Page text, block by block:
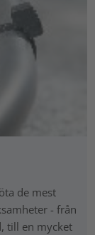
de mest
- från
till en mycket